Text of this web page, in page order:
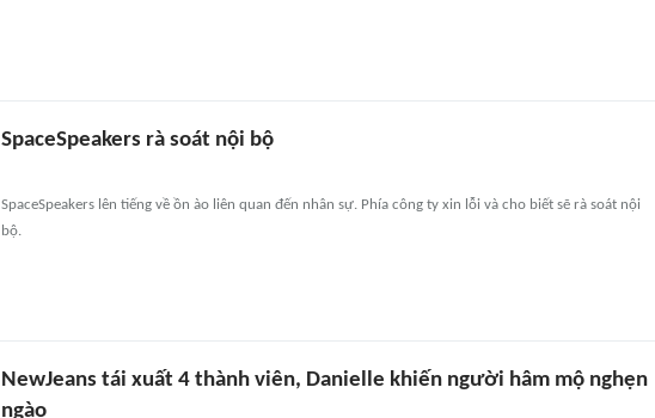
SpaceSpeakers rà soát nội bộ
SpaceSpeakers lên tiếng về ồn ào liên quan đến nhân sự. Phía công ty xin lỗi và cho biết sẽ rà soát nội
bộ.
NewJeans tái xuất 4 thành viên, Danielle khiến người hâm mộ nghẹn
ngào